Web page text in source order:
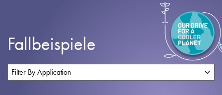
Fallbeispiele